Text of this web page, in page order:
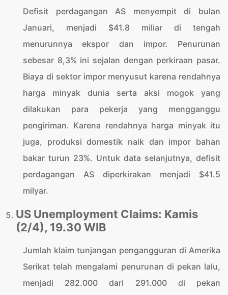
Defisit perdagangan AS menyempit di bulan
Januari, menjadi $41.8 miliar di tengah
menurunnya ekspor dan impor. Penurunan
sebesar 8,3% ini sejalan dengan perkiraan pasar.
Biaya di sektor impor menyusut karena rendahnya
harga minyak dunia serta aksi mogok yang
dilakukan para pekerja yang mengganggu
pengiriman. Karena rendahnya harga minyak itu
juga, produksi domestik naik dan impor bahan
bakar turun 23%. Untuk data selanjutnya, defisit
perdagangan AS diperkirakan menjadi $41.5
milyar.
US Unemployment Claims: Kamis
(2/4), 19.30 WIB
Jumlah klaim tunjangan pengangguran di Amerika
Serikat telah mengalami penurunan di pekan lalu,
menjadi 282.000 dari 291.000 di pekan